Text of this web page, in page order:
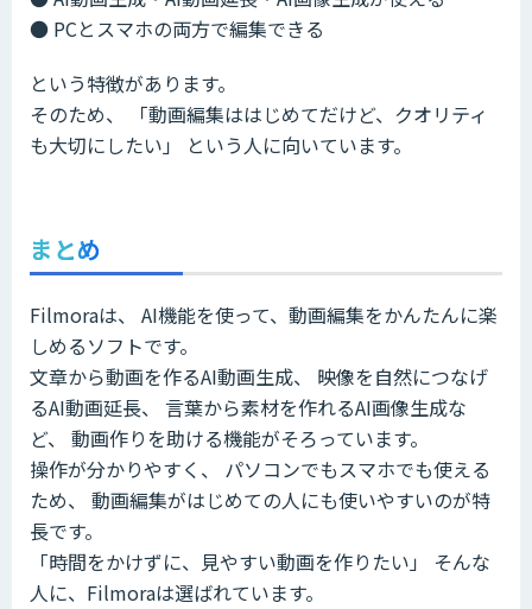
● PCとスマホの両方で編集できる
という特徴があります。
そのため、 「動画編集ははじめてだけど、クオリティ
も大切にしたい」 という人に向いています。
まとめ
Filmoraは、 AI機能を使って、動画編集をかんたんに楽
しめるソフトです。
文章から動画を作るAI動画生成、 映像を自然につなげ
るAI動画延長、 言葉から素材を作れるAI画像生成な
ど、 動画作りを助ける機能がそろっています。
操作が分かりやすく、 パソコンでもスマホでも使える
ため、 動画編集がはじめての人にも使いやすいのが特
長です。
「時間をかけずに、見やすい動画を作りたい」 そんな
人に、Filmoraは選ばれています。